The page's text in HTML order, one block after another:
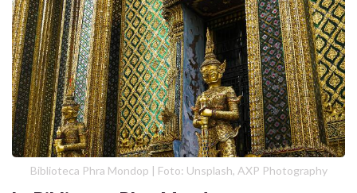
Biblioteca Phra Mondop | Foto: Unsplash, AXP Photography